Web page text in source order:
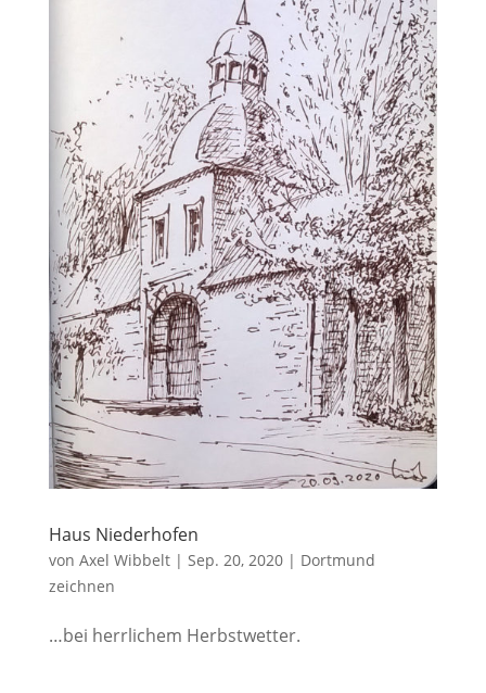
Haus Niederhofen
von Axel Wibbelt| Sep. 20, 2020| Dortmund
zeichnen
…bei herrlichem Herbstwetter.